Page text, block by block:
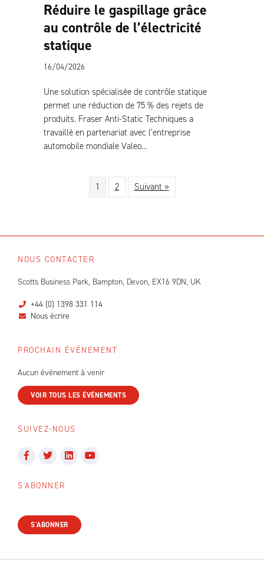
Réduire le gaspillage grâce
au contrôle de l’électricité
statique
16/04/2026
Une solution spécialisée de contrôle statique
permet une réduction de 75 % des rejets de
produits. Fraser Anti-Static Techniques a
travaillé en partenariat avec l’entreprise
automobile mondiale Valeo…
1 2 Suivant »
NOUS CONTACTER
Scotts Business Park, Bampton, Devon, EX16 9DN, UK
+44 (0) 1398 331 114
Nous écrire
PROCHAIN ÉVÉNEMENT
Aucun événement à venir
VOIR TOUS LES ÉVÉNEMENTS
SUIVEZ-NOUS
S'ABONNER
S'ABONNER